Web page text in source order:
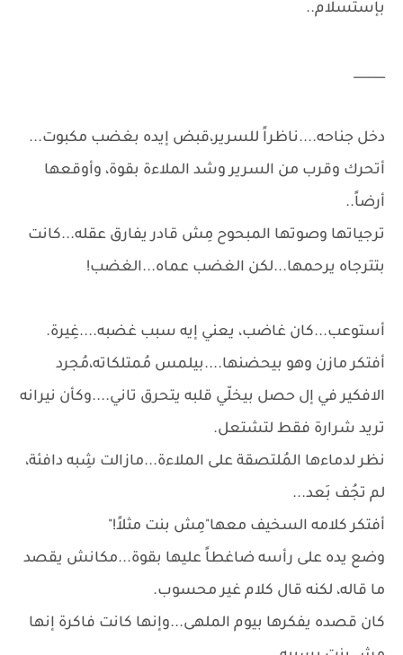
بإستسلام..
_____
دخل جناحه....ناظراً للسرير،قبض إيده بغضب مكبوت...
أتحرك وقرب من السرير وشد الملاءة بقوة، وأوقعها
أرضاً..
ترجياتها وصوتها المبحوح مِش قادر يفارق عقله...كانت
بتترجاه يرحمها...لكن الغضب عماه...الغضب!
أستوعب...كان غاضب، يعني إيه سبب غضبه....غِيرة.
أفتكر مازن وهو بيحضنها....بيلمس مُمتلكاته،مُجرد
الافكير في إل حصل بيخلّي قلبه يتحرق تاني....وكأن نيرانه
تريد شرارة فقط لتشتعل.
نظر لدماءها المُلتصقة على الملاءة...مازالت شِبه دافئة،
لم تجُف بَعد...
أفتكر كلامه السخيف معها"مِش بنت مثلاً!"
وضع يده على رأسه ضاغطاً عليها بقوة...مكانش يقصد
ما قاله، لكنه قال كلام غير محسوب.
كان قصده يفكرها بيوم الملهى...وإنها كانت فاكرة إنها